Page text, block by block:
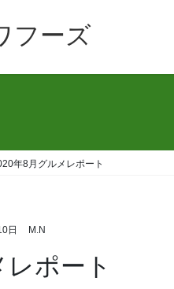
フーズ
年8月グルメレポート
日 M.N
ポート